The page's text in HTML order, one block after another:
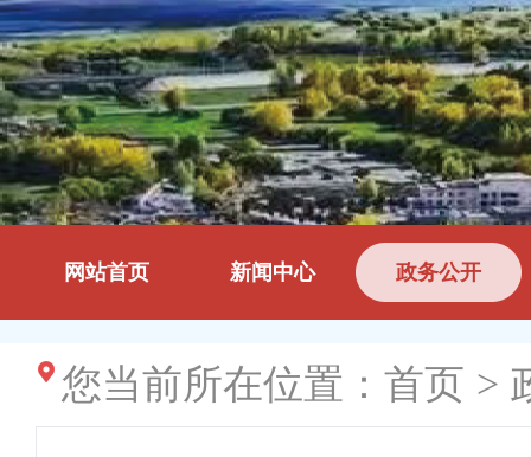
网站首页 新闻中心 政务公开
您当前所在位置： 首页 >